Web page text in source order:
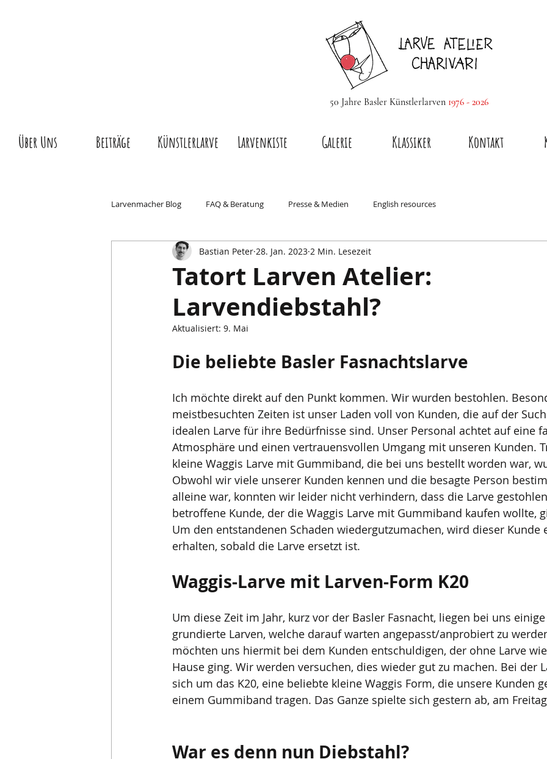
50 Jahre Basler Künstlerlarven 1976 - 2026
Über Uns Beiträge Künstlerlarve Larvenkiste Galerie Klassiker Kontakt
Larvenmacher Blog FAQ & Beratung Presse & Medien English resources
Wissen & Geschichte Basler Fasnachtsfiguren Larvenmacher & Atelier
Saison & Basler Fasnacht
Tatort Larven Atelier:
Larvendiebstahl?
Bastian Peter 28. Jan. 2023 2 Min. Lesezeit
Aktualisiert: 9. Mai
Die beliebte Basler Fasnachtslarve
Ich möchte direkt auf den Punkt kommen. Wir wurden bestohlen.
meistbesuchten Zeiten ist unser Laden voll von Kunden, die auf der
idealen Larve für ihre Bedürfnisse sind. Unser Personal achtet auf eine
Atmosphäre und einen vertrauensvollen Umgang mit unseren Kunden.
kleine Waggis Larve mit Gummiband, die bei uns bestellt worden war,
Obwohl wir viele unserer Kunden kennen und die besagte Person
alleine war, konnten wir leider nicht verhindern, dass die Larve
betroffene Kunde, der die Waggis Larve mit Gummiband kaufen wollte,
Um den entstandenen Schaden wiedergutzumachen, wird dieser Kunde
erhalten, sobald die Larve ersetzt ist.
Waggis-Larve mit Larven-Form K20
Um diese Zeit im Jahr, kurz vor der Basler Fasnacht, liegen bei uns
grundierte Larven, welche darauf warten angepasst/anprobiert zu
möchten uns hiermit bei dem Kunden entschuldigen, der ohne Larve
Hause ging. Wir werden versuchen, dies wieder gut zu machen. Bei der
sich um das K20, eine beliebte kleine Waggis Form, die unsere Kunden
einem Gummiband tragen. Das Ganze spielte sich gestern ab, am
War es denn nun Diebstahl?